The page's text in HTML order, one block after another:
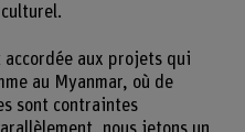
aux projets qui
au Myanmar, où de
sont contraintes